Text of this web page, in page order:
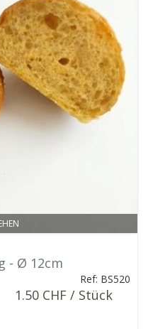
- Ø 12cm
Ref: BS520
1.50 CHF / Stück